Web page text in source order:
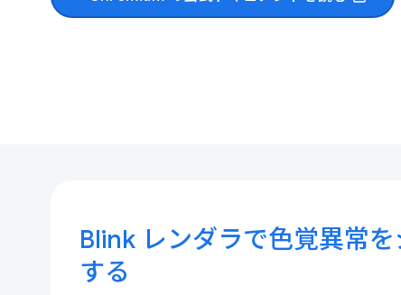
Blink レンダラで色覚異常
する